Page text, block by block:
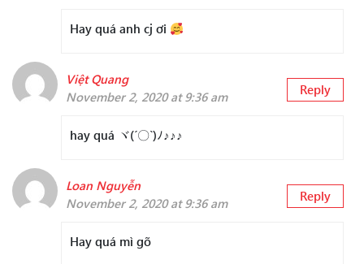
Hay quá anh cj ơi
Việt Quang
November 2, 2020 at 9:36 am
Reply
hay quá ヾ(´〇`)ﾉ♪♪♪
Loan Nguyễn
November 2, 2020 at 9:36 am
Reply
Hay quá mì gõ